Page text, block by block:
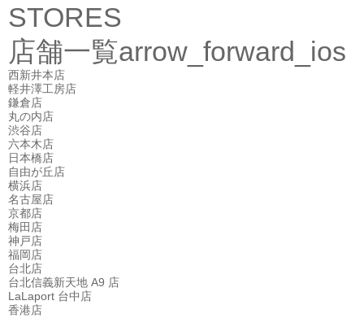
STORES
店舗一覧arrow_forward_ios
西新井本店
軽井澤工房店
鎌倉店
丸の内店
渋谷店
六本木店
日本橋店
自由が丘店
横浜店
名古屋店
京都店
梅田店
神戸店
福岡店
台北店
台北信義新天地 A9 店
LaLaport 台中店
香港店